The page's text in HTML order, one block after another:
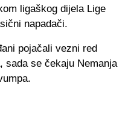
ligaškog dijela Lige
napadači.
pojačali vezni red
sada se čekaju Nemanja